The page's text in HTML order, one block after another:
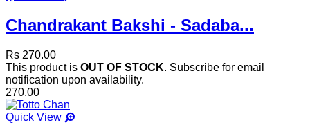
Chandrakant Bakshi - Sadaba...
Rs 270.00
This product is OUT OF STOCK. Subscribe for email
notification upon availability.
270.00
Quick View